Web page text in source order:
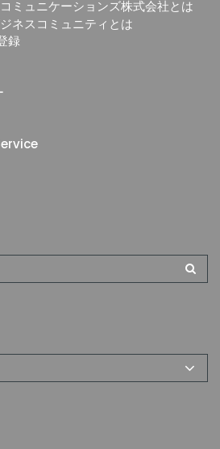
ミュニケーションズ株式会社とは
ネスコミュニティとは
録